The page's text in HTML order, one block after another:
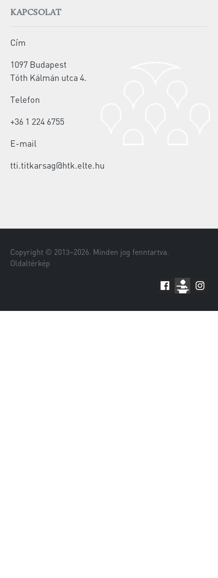
KAPCSOLAT
Cím
1097 Budapest
Tóth Kálmán utca 4.
Telefon
+36 1 224 6755
E-mail
tti.titkarsag@htk.elte.hu
Copyright © 2013–2026. Minden jog fenntartva.
Oldaltérkép